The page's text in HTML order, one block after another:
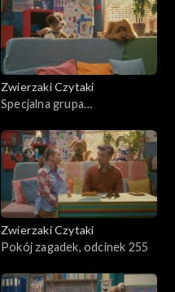
Zwierzaki Czytaki
Specjalna grupa
Zwierzaki Czytaki
Pokój zagadek, odcinek 255